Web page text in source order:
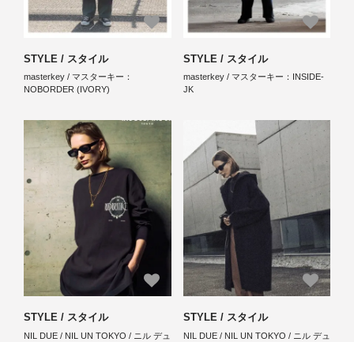
STYLE / スタイル
masterkey / マスターキー：
NOBORDER (IVORY)
STYLE / スタイル
masterkey / マスターキー：INSIDE-
JK
STYLE / スタイル
NIL DUE / NIL UN TOKYO / ニル デュ
STYLE / スタイル
NIL DUE / NIL UN TOKYO / ニル デュ